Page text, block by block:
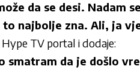
da se desi. Nadam
najbolje zna. Ali, ja
Hype TV portal i dodaje:
smatram da je došlo